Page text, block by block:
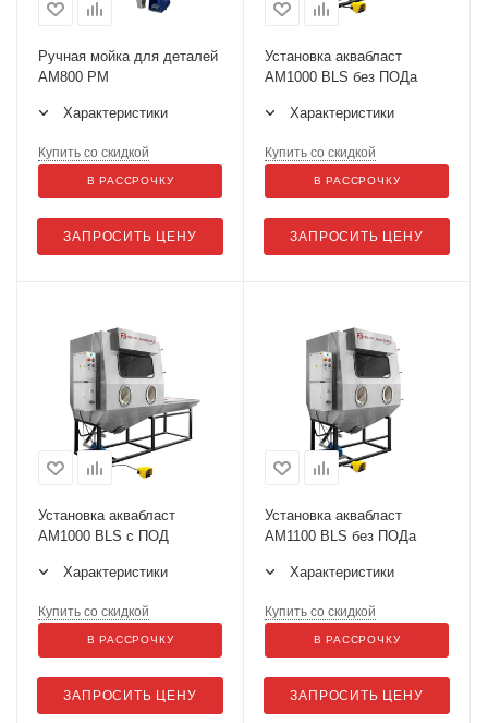
Ручная мойка для деталей
АМ800 РМ
Характеристики
ЗАПРОСИТЬ ЦЕНУ
Купить со скидкой
В РАССРОЧКУ
Установка аквабласт
AM1000 BLS без ПОДа
Характеристики
ЗАПРОСИТЬ ЦЕНУ
Купить со скидкой
В РАССРОЧКУ
Установка аквабласт
AM1000 BLS с ПОД
Характеристики
ЗАПРОСИТЬ ЦЕНУ
Купить со скидкой
В РАССРОЧКУ
Установка аквабласт
AM1100 BLS без ПОДа
Характеристики
ЗАПРОСИТЬ ЦЕНУ
Купить со скидкой
В РАССРОЧКУ